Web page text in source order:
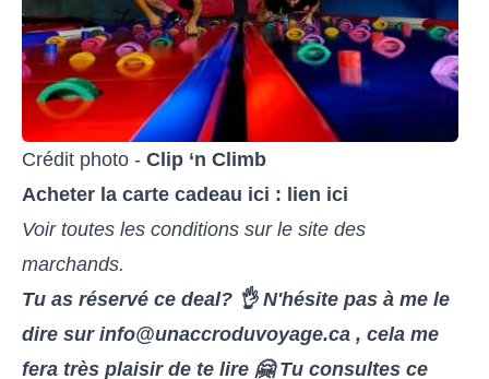
Crédit photo - Clip ‘n Climb
Acheter la carte cadeau ici : lien ici
Voir toutes les conditions sur le site des
marchands.
Tu as réservé ce deal? 👌 N'hésite pas à me le
dire sur info@unaccroduvoyage.ca , cela me
fera très plaisir de te lire 🤗 Tu consultes ce